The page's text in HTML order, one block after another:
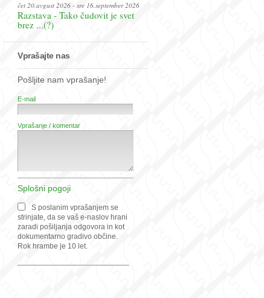
čet 20.avgust 2026 - sre 16.september 2026
Razstava - Tako čudovit je svet
brez ...(?)
Vprašajte nas
Pošljite nam vprašanje!
E-mail
Vprašanje / komentar
Splošni pogoji
S poslanim vprašanjem se
strinjate, da se vaš e-naslov hrani
zaradi pošiljanja odgovora in kot
dokumentarno gradivo občine.
Rok hrambe je 10 let.